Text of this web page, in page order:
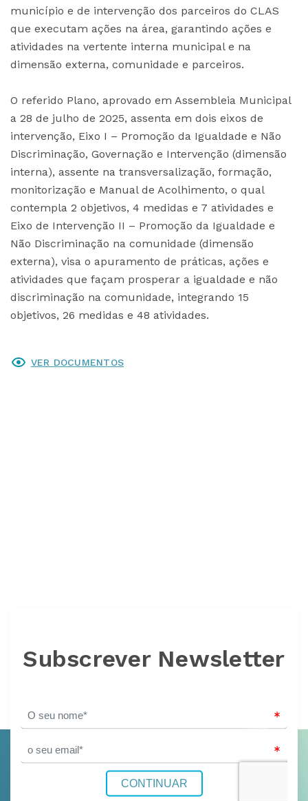
município e de intervenção dos parceiros do CLAS
que executam ações na área, garantindo ações e
atividades na vertente interna municipal e na
dimensão externa, comunidade e parceiros.
O referido Plano, aprovado em Assembleia Municipal
a 28 de julho de 2025, assenta em dois eixos de
intervenção, Eixo I – Promoção da Igualdade e Não
Discriminação, Governação e Intervenção (dimensão
interna), assente na transversalização, formação,
monitorização e Manual de Acolhimento, o qual
contempla 2 objetivos, 4 medidas e 7 atividades e
Eixo de Intervenção II – Promoção da Igualdade e
Não Discriminação na comunidade (dimensão
externa), visa o apuramento de práticas, ações e
atividades que façam prosperar a igualdade e não
discriminação na comunidade, integrando 15
objetivos, 26 medidas e 48 atividades.
VER DOCUMENTOS
Subscrever Newsletter